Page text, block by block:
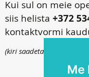
Me
Kui sul on meie
siis helista +372
kontaktvormi
(kiri saadetakse